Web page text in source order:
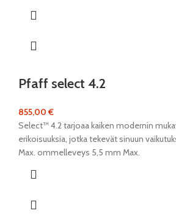
Pfaff select 4.2
855,00€
Select™ 4.2 tarjoaa kaiken modernin
erikoisuuksia, jotka tekevät sinuun
Max. ommelleveys 5,5 mm Max.